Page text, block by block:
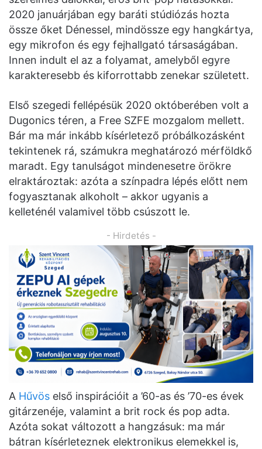
2020 januárjában egy baráti stúdiózás hozta
össze őket Dénessel, mindössze egy hangkártya,
egy mikrofon és egy fejhallgató társaságában.
Innen indult el az a folyamat, amelyből egyre
karakteresebb és kiforrottabb zenekar született.
Első szegedi fellépésük 2020 októberében volt a
Dugonics téren, a Free SZFE mozgalom mellett.
Bár ma már inkább kísérletező próbálkozásként
tekintenek rá, számukra meghatározó mérföldkő
maradt. Egy tanulságot mindenesetre örökre
elraktároztak: azóta a színpadra lépés előtt nem
fogyasztanak alkoholt – akkor ugyanis a
kelleténél valamivel több csúszott le.
- Hirdetés -
A Hűvös első inspirációit a ’60-as és ’70-es évek
gitárzenéje, valamint a brit rock és pop adta.
Azóta sokat változott a hangzásuk: ma már
bátran kísérleteznek elektronikus elemekkel is,